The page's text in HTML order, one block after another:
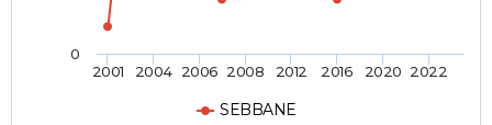
SEBBANE
2001 2004 2006 2008 2012 2016 2020 2022
0